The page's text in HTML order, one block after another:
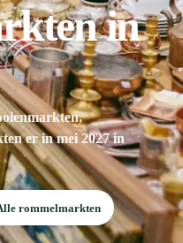
in
er in mei 2027 in
rommelmarkten